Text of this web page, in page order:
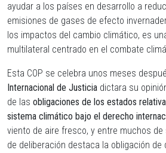
ayudar a los países en desarrollo a
emisiones de gases de efecto
los impactos del cambio climático, es
multilateral centrado en el combate
Esta COP se celebra unos meses
Internacional de Justicia dictara su
de las obligaciones de los estados
sistema climático bajo el derecho
viento de aire fresco, y entre muchos
de deliberación destaca la obligación